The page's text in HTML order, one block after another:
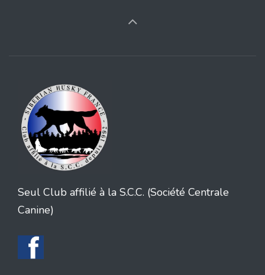
Seul Club affilié à la S.C.C. (Société Centrale
Canine)